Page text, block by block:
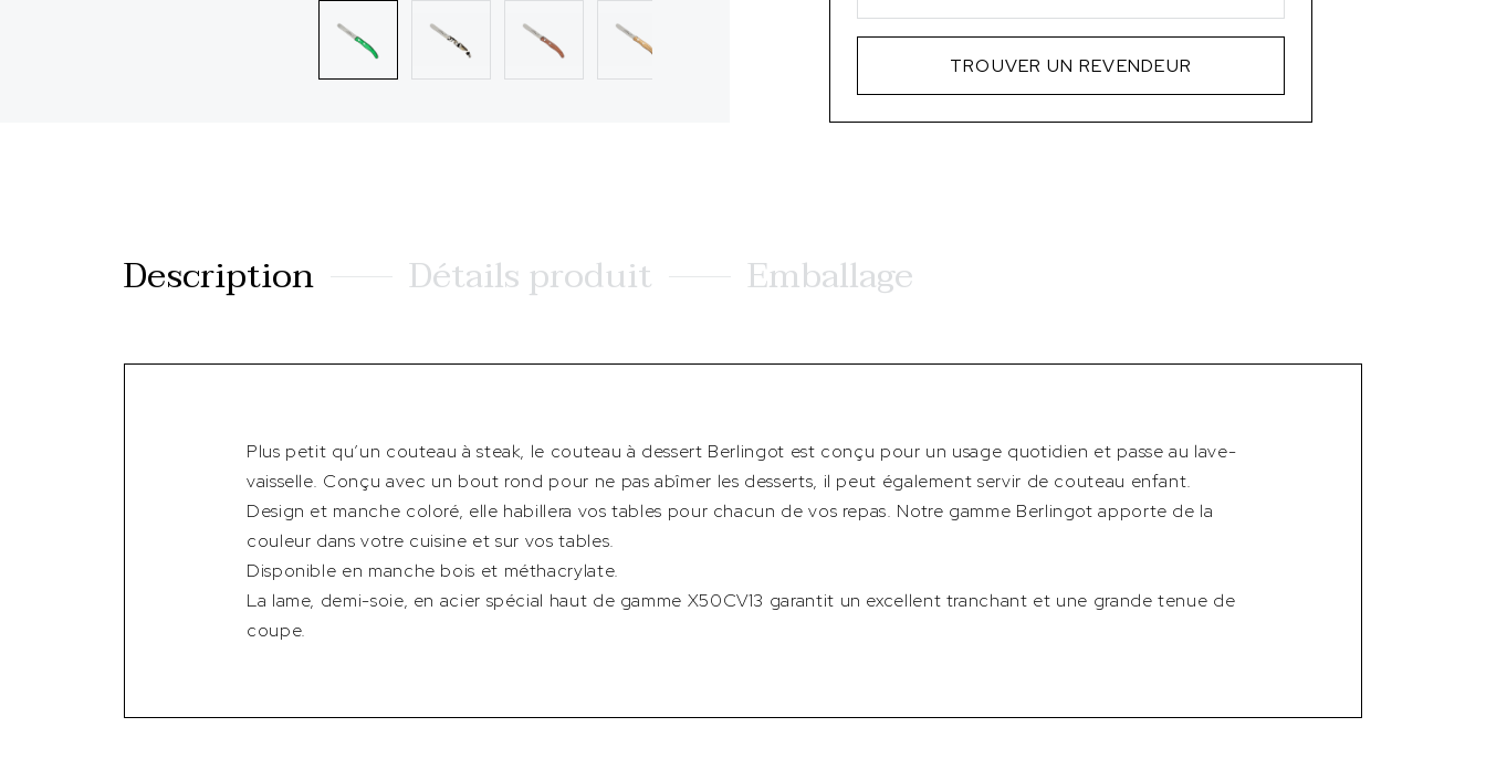
TROUVER UN REVENDEUR
Description Détails produit Emballage
Plus petit qu’un couteau à steak, le couteau à dessert Berlingot est conçu pour un usage quotidien et passe au lave-
vaisselle. Conçu avec un bout rond pour ne pas abîmer les desserts, il peut également servir de couteau enfant.
Design et manche coloré, elle habillera vos tables pour chacun de vos repas. Notre gamme Berlingot apporte de la
couleur dans votre cuisine et sur vos tables.
Disponible en manche bois et méthacrylate.
La lame, demi-soie, en acier spécial haut de gamme X50CV13 garantit un excellent tranchant et une grande tenue de
coupe.